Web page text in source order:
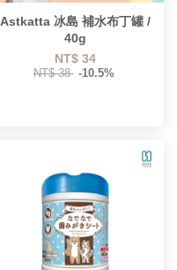
Astkatta 冰島 補水布丁罐 /
40g
NT$ 34
NT$ 38 -10.5%